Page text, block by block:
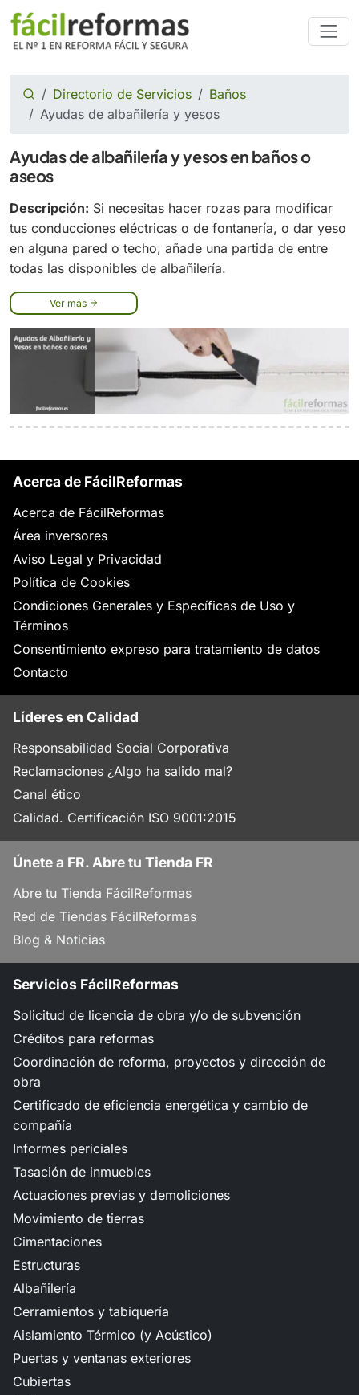
Directorio de Servicios
Baños
Ayudas de albañilería y yesos
Ayudas de albañilería y yesos en baños o
aseos
Descripción: Si necesitas hacer rozas para modificar
tus conducciones eléctricas o de fontanería, o dar yeso
en alguna pared o techo, añade una partida de entre
todas las disponibles de albañilería.
Ver más
Acerca de FácilReformas
Acerca de FácilReformas
Área inversores
Aviso Legal y Privacidad
Política de Cookies
Condiciones Generales y Específicas de Uso y
Términos
Consentimiento expreso para tratamiento de datos
Contacto
Líderes en Calidad
Responsabilidad Social Corporativa
Reclamaciones ¿Algo ha salido mal?
Canal ético
Calidad. Certificación ISO 9001:2015
Únete a FR. Abre tu Tienda FR
Abre tu Tienda FácilReformas
Red de Tiendas FácilReformas
Blog & Noticias
Servicios FácilReformas
Solicitud de licencia de obra y/o de subvención
Créditos para reformas
Coordinación de reforma, proyectos y dirección de
obra
Certificado de eficiencia energética y cambio de
compañía
Informes periciales
Tasación de inmuebles
Actuaciones previas y demoliciones
Movimiento de tierras
Cimentaciones
Estructuras
Albañilería
Cerramientos y tabiquería
Aislamiento Térmico (y Acústico)
Puertas y ventanas exteriores
Cubiertas